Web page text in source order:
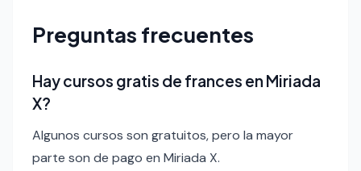
Preguntas frecuentes
Hay cursos gratis de frances en Miriada
X?
Algunos cursos son gratuitos, pero la mayor
parte son de pago en Miriada X.